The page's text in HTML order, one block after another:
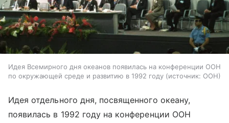
Идея Всемирного дня океанов появилась на конференции ООН
по окружающей среде и развитию в 1992 году
источник: ООН
Идея отдельного дня, посвященного океану,
появилась в 1992 году на конференции ООН